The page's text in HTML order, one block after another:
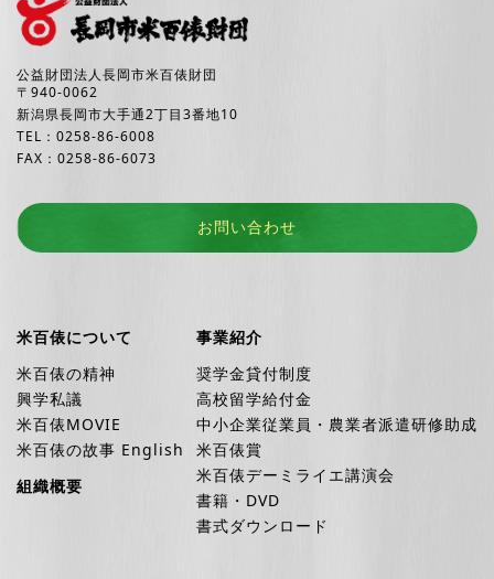
公益財団法人長岡市米百俵財団
〒940-0062
新潟県長岡市大手通2丁目3番地10
TEL：0258-86-6008
FAX：0258-86-6073
お問い合わせ
米百俵について
米百俵の精神
興学私議
米百俵MOVIE
米百俵の故事 English
組織概要
事業紹介
奨学金貸付制度
高校留学給付金
中小企業従業員・農業者派遣研修助成
米百俵賞
米百俵デーミライエ講演会
書籍・DVD
書式ダウンロード